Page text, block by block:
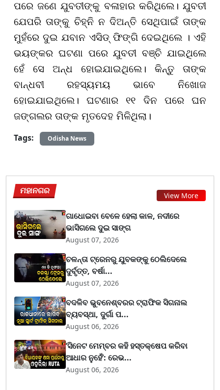
ପରେ ଜଣେ ଯୁବତୀଙ୍କୁ ବଳାହାର କରିଥିଲେ। ଯୁବତୀ
ଯେପରି ତାଙ୍କୁ ଚିହ୍ନି ନ ଦିଅନ୍ତି ସେଥିପାଇଁ ତାଙ୍କ
ମୁହଁରେ ଦୁଇ ଯବାନ ଏସିଡ୍ ଫିଙ୍ଗି ଦେଇଥିଲେ । ଏହି
ଭୟଙ୍କର ଘଟଣା ପରେ ଯୁବତୀ ବଞ୍ଚି ଯାଇଥିଲେ
ହେଁ ସେ ଅନ୍ଧ ହୋଇଯାଇଥିଲେ। କିନ୍ତୁ ତାଙ୍କ
ବାନ୍ଧବୀ ରହସ୍ୟମୟ ଭାବେ ନିଖୋଜ
ହୋଇଯାଇଥିଲେ। ଘଟଣାର ୧୧ ଦିନ ପରେ ଘନ
ଜଙ୍ଗଲର ତାଙ୍କ ମୃତଦେହ ମିଳିଥିଲା।
Tags:
Odisha News
ମହାନଗର View More
ଗାଧୋଇବା ବେଳେ ହେଲା କାଳ, ନଦୀରେ
ଭାସିଗଲେ ଦୁଇ ସାଙ୍ଗ
August 07, 2026
ଚଳନ୍ତା ଟ୍ରେନରୁ ଯୁବକଙ୍କୁ ଠେଲିଦେଲେ
ଦୁର୍ବୃତ୍ତ, ବର୍ଷା...
August 07, 2026
ବଦଳିବ ଭୁବନେଶ୍ବରର ଟ୍ରାଫିକ ସିଗନାଲ
ବ୍ୟବସ୍ଥା, ଦୁର୍ଗା ପ...
August 06, 2026
‘ସିନେଟ ମେମ୍ବର କହି ହସ୍ତକ୍ଷେପ କରିବା
ଆଧାର ନୁହେଁ’: ରେଭ...
August 06, 2026